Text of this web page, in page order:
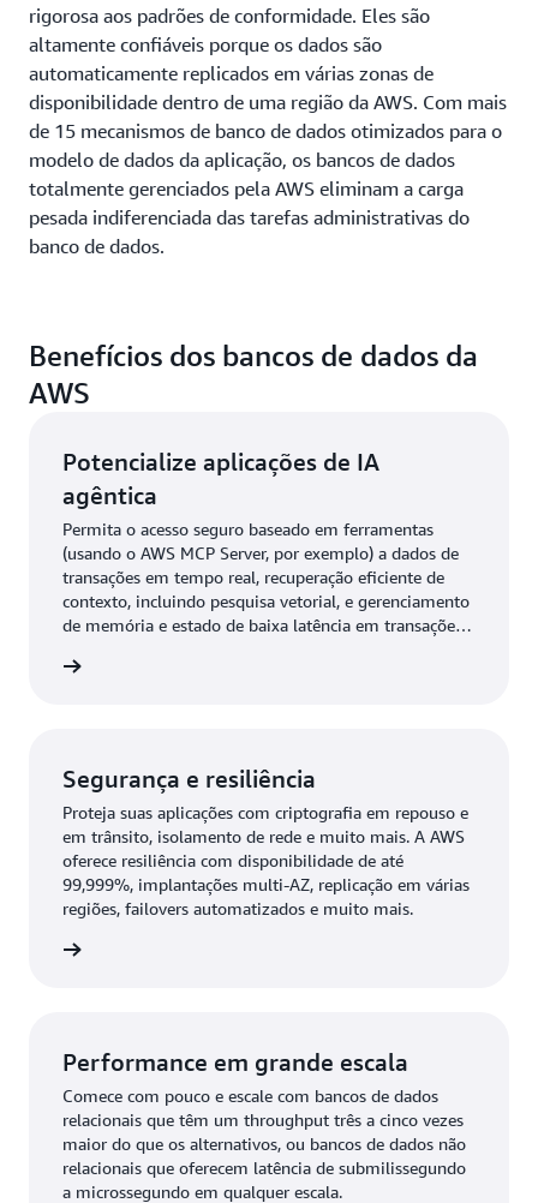
rigorosa aos padrões de conformidade. Eles são
altamente confiáveis porque os dados são
automaticamente replicados em várias zonas de
disponibilidade dentro de uma região da AWS. Com mais
de 15 mecanismos de banco de dados otimizados para o
modelo de dados da aplicação, os bancos de dados
totalmente gerenciados pela AWS eliminam a carga
pesada indiferenciada das tarefas administrativas do
banco de dados.
Benefícios dos bancos de dados da
AWS
Potencialize aplicações de IA
agêntica
Permita o acesso seguro baseado em ferramentas
(usando o AWS MCP Server, por exemplo) a dados de
transações em tempo real, recuperação eficiente de
contexto, incluindo pesquisa vetorial, e gerenciamento
de memória e estado de baixa latência em transações
Segurança e resiliência
Proteja suas aplicações com criptografia em repouso e
em trânsito, isolamento de rede e muito mais. A AWS
oferece resiliência com disponibilidade de até
99,999%, implantações multi-AZ, replicação em várias
regiões, failovers automatizados e muito mais.
Performance em grande escala
Comece com pouco e escale com bancos de dados
relacionais que têm um throughput três a cinco vezes
maior do que os alternativos, ou bancos de dados não
relacionais que oferecem latência de submilissegundo
a microssegundo em qualquer escala.